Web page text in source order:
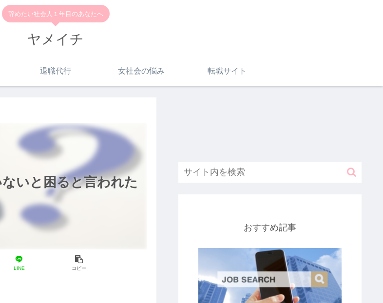
辞めたい社会人１年目のあなたへ
ヤメイチ
退職代行 女社会の悩み 転職サイト
いと困ると言われた
LINE コピー
おすすめ記事